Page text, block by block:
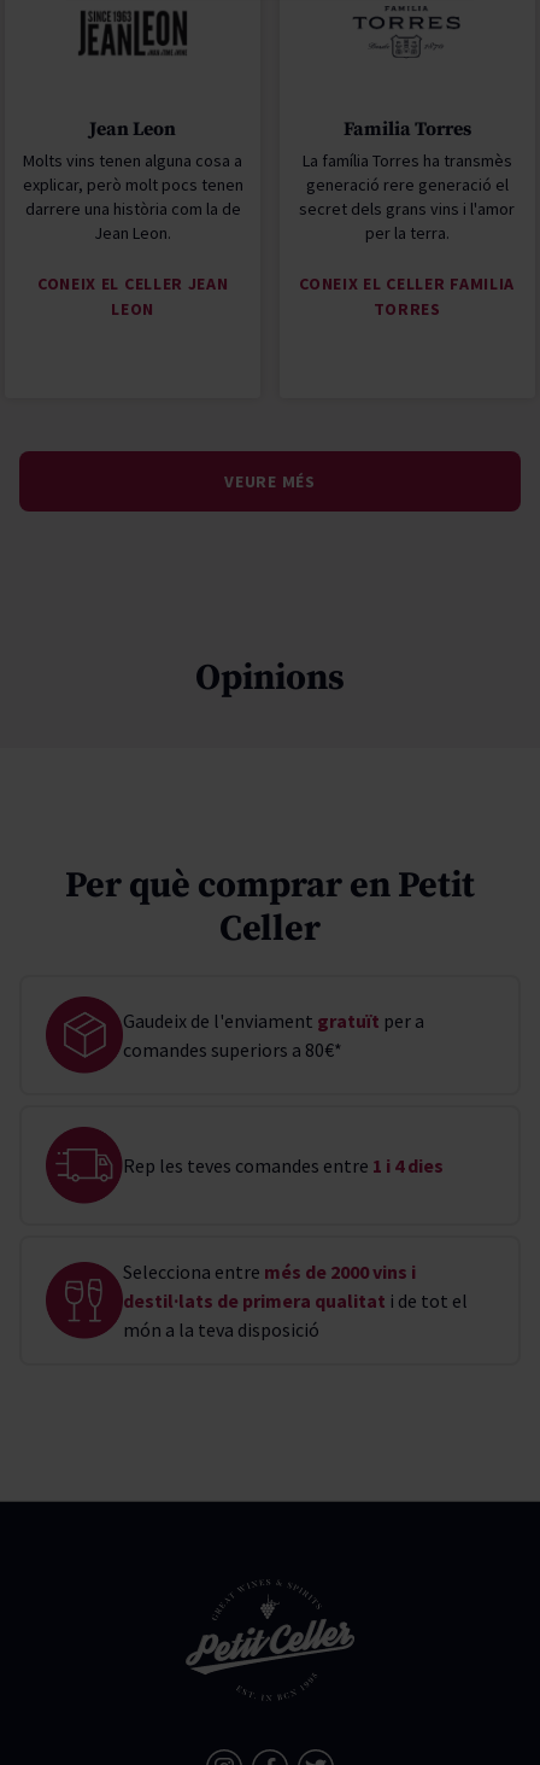
Jean Leon
Molts vins tenen alguna cosa a
explicar, però molt pocs tenen
darrere una història com la de
Jean Leon.
CONEIX EL CELLER JEAN
LEON
Familia Torres
La família Torres ha transmès
generació rere generació el
secret dels grans vins i l'amor
per la terra.
CONEIX EL CELLER FAMILIA
TORRES
VEURE MÉS
Opinions
Per què comprar en Petit
Celler
Gaudeix de l'enviament gratuït per a
comandes superiors a 80€*
Rep les teves comandes entre 1 i 4 dies
Selecciona entre més de 2000 vins i
destil·lats de primera qualitat i de tot el
món a la teva disposició